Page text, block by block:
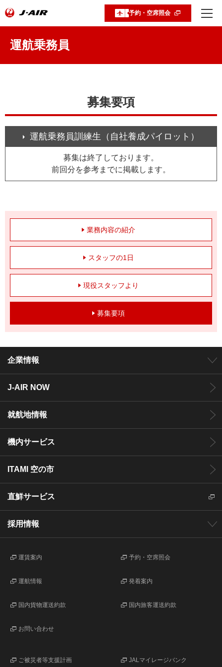
予約・空席照会
運航乗務員
募集要項
運航乗務員訓練生（自社養成パイロット）
募集は終了しております。
前回分を参考までに掲載します。
業務内容の紹介
スタッフの1日
現役スタッフより
募集要項
企業情報
J-AIR NOW
就航地情報
機内サービス
ITAMI 空の市
直鮮サービス
採用情報
予約・空席照会
運賃案内
発着案内
運航情報
国内旅客運送約款
国内貨物運送約款
お問い合わせ
JALマイレージバンク
ご被災者等支援計画